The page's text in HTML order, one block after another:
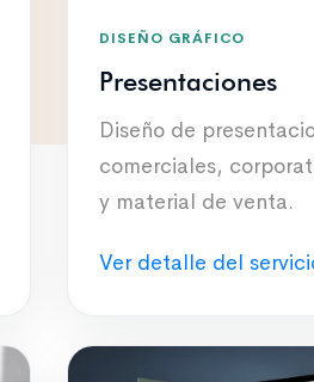
DISEÑO GRÁFICO
Presentaciones
Diseño de
comerciales,
y material de venta.
Ver detalle del